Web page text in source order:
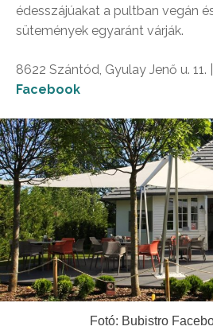
édesszájúakat a pultban vegán
sütemények egyaránt várják.
8622 Szántód, Gyulay Jenő u. 11. |
Facebook
Fotó: Bubistro